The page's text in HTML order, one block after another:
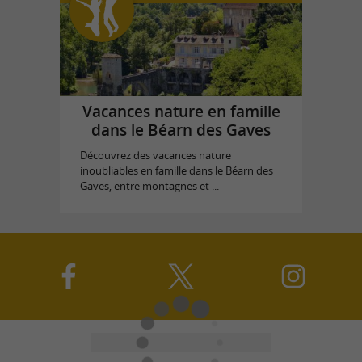
Vacances nature en famille
dans le Béarn des Gaves
Découvrez des vacances nature
inoubliables en famille dans le Béarn des
Gaves, entre montagnes et ...